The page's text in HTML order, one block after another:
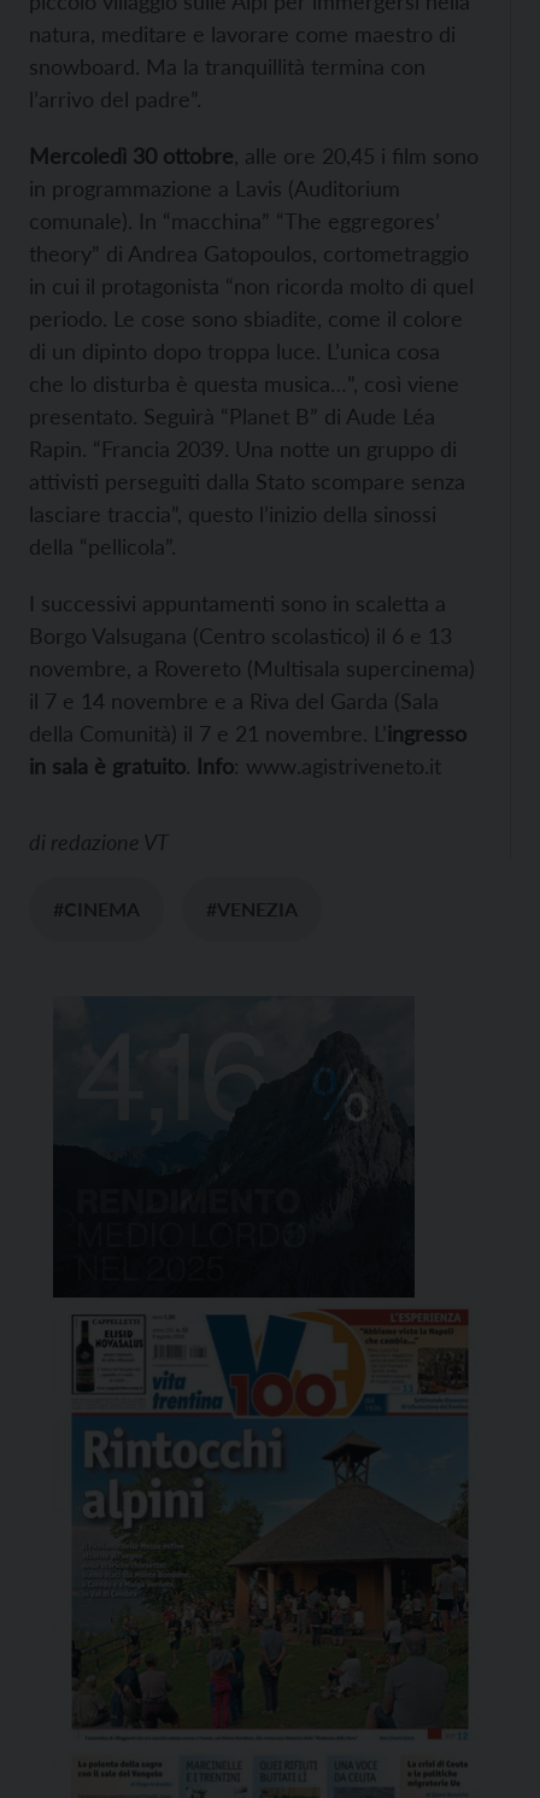
natura, meditare e lavorare come maestro di
snowboard. Ma la tranquillità termina con
l’arrivo del padre”.
Mercoledì 30 ottobre , alle ore 20,45 i film sono
in programmazione a Lavis (Auditorium
comunale). In “macchina” “The eggregores’
theory” di Andrea Gatopoulos, cortometraggio
in cui il protagonista “non ricorda molto di quel
periodo. Le cose sono sbiadite, come il colore
di un dipinto dopo troppa luce. L’unica cosa
che lo disturba è questa musica…”, così viene
presentato. Seguirà “Planet B” di Aude Léa
Rapin. “Francia 2039. Una notte un gruppo di
attivisti perseguiti dalla Stato scompare senza
lasciare traccia”, questo l’inizio della sinossi
della “pellicola”.
I successivi appuntamenti sono in scaletta a
Borgo Valsugana (Centro scolastico) il 6 e 13
novembre, a Rovereto (Multisala supercinema)
il 7 e 14 novembre e a Riva del Garda (Sala
della Comunità) il 7 e 21 novembre. L’ingresso
in sala è gratuito. Info: www.agistriveneto.it
di redazione VT
#CINEMA #VENEZIA